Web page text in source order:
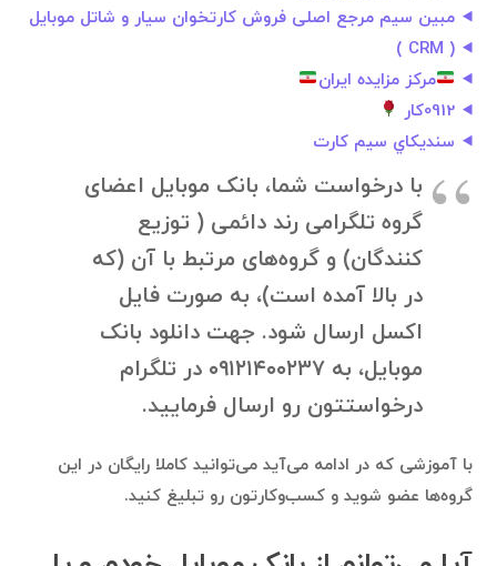
مبین سیم مرجع اصلی فروش کارتخوان سیار و شاتل موبایل
( CRM )
مركز مزايده ايران
0912کار
سنديكاي سيم كارت
با درخواست شما، بانک موبایل اعضای
گروه تلگرامی رند دائمی ( توزیع
کنندگان) و گروه‌های مرتبط با آن (که
در بالا آمده است)، به صورت فایل
اکسل ارسال شود. جهت دانلود بانک
موبایل، به ۰۹۱۲۱۴۰۰۲۳۷ در تلگرام
درخواستتون رو ارسال فرمایید.
با آموزشی که در ادامه می‌آید می‌توانید کاملا رایگان در این
گروه‌ها عضو شوید و کسب‌وکارتون رو تبلیغ کنید.